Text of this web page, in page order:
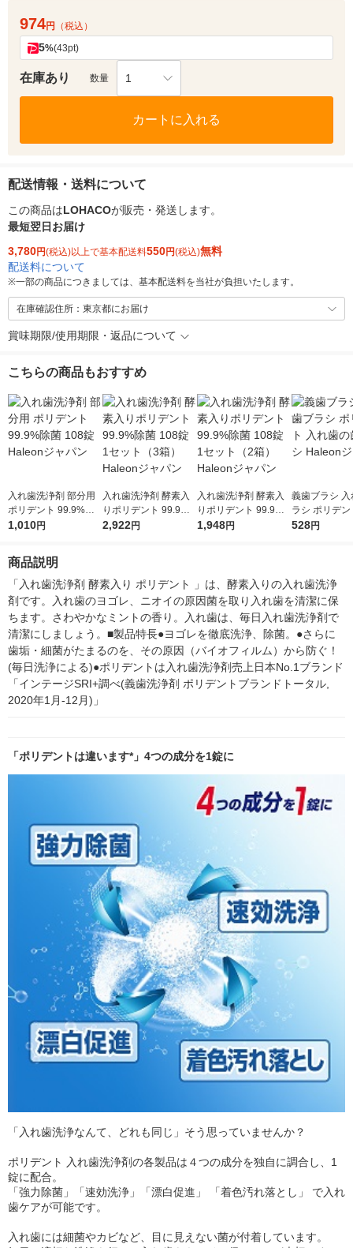
974円 （税込）
5%(43pt)
在庫あり 数量 1
カートに入れる
配送情報・送料について
この商品はLOHACOが販売・発送します。
最短翌日お届け
3,780円(税込)以上で基本配送料550円(税込)無料
配送料について
※一部の商品につきましては、基本配送料を当社が負担いたします。
在庫確認住所：東京都にお届け
賞味期限/使用期限・返品について
こちらの商品もおすすめ
入れ歯洗浄剤 部分用
ポリデント 99.9%除
菌 108錠 Haleonジャ
1,010円
入れ歯洗浄剤 酵素入
りポリデント 99.9%
除菌 108錠 1セット
2,922円
入れ歯洗浄剤 酵素入
りポリデント 99.9%
除菌 108錠 1セット
1,948円
義歯ブラシ 入
ラシ ポリデ
歯の歯ブラシ
528円
商品説明
「入れ歯洗浄剤 酵素入り ポリデント 」は、酵素入りの入れ歯洗浄
剤です。入れ歯のヨゴレ、ニオイの原因菌を取り入れ歯を清潔に保
ちます。さわやかなミントの香り。入れ歯は、毎日入れ歯洗浄剤で
清潔にしましょう。■製品特長●ヨゴレを徹底洗浄、除菌。●さらに
歯垢・細菌がたまるのを、その原因（バイオフィルム）から防ぐ！
(毎日洗浄による)●ポリデントは入れ歯洗浄剤売上日本No.1ブランド
「インテージSRI+調べ(義歯洗浄剤 ポリデントブランドトータル,
2020年1月-12月)」
「ポリデントは違います*」4つの成分を1錠に
「入れ歯洗浄なんて、どれも同じ」そう思っていませんか？
ポリデント 入れ歯洗浄剤の各製品は４つの成分を独自に調合し、1
錠に配合。
「強力除菌」「速効洗浄」「漂白促進」 「着色汚れ落とし」 で入れ
歯ケアが可能です。
入れ歯には細菌やカビなど、目に見えない菌が付着しています。